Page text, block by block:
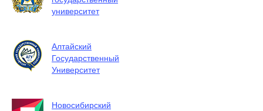
университет
Алтайский
Государственный
Университет
Новосибирский